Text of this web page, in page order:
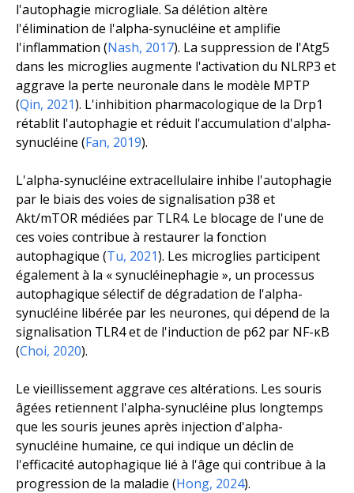
l'autophagie microgliale. Sa délétion altère
l'élimination de l'alpha-synucléine et amplifie
l'inflammation (Nash, 2017). La suppression de l'Atg5
dans les microglies augmente l'activation du NLRP3 et
aggrave la perte neuronale dans le modèle MPTP
(Qin, 2021). L'inhibition pharmacologique de la Drp1
rétablit l'autophagie et réduit l'accumulation d'alpha-
synucléine (Fan, 2019).
L'alpha-synucléine extracellulaire inhibe l'autophagie
par le biais des voies de signalisation p38 et
Akt/mTOR médiées par TLR4. Le blocage de l'une de
ces voies contribue à restaurer la fonction
autophagique (Tu, 2021). Les microglies participent
également à la « synucléinephagie », un processus
autophagique sélectif de dégradation de l'alpha-
synucléine libérée par les neurones, qui dépend de la
signalisation TLR4 et de l'induction de p62 par NF-κB
(Choi, 2020).
Le vieillissement aggrave ces altérations. Les souris
âgées retiennent l'alpha-synucléine plus longtemps
que les souris jeunes après injection d'alpha-
synucléine humaine, ce qui indique un déclin de
l'efficacité autophagique lié à l'âge qui contribue à la
progression de la maladie (Hong, 2024).